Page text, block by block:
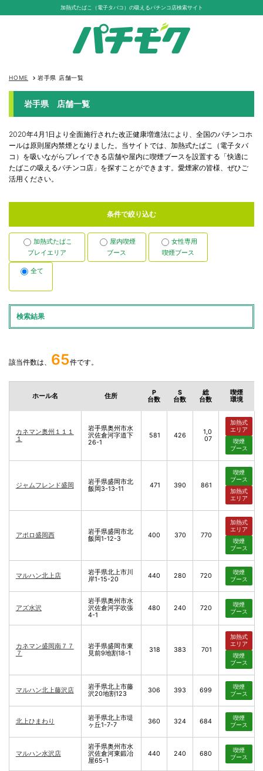
加熱式たばこ（電子タバコ）の吸えるパチンコ店検索サイト
HOME keyboard_arrow_right 岩手県 店舗一覧
岩手県 店舗一覧
2020年4月1日より全面施行された改正健康増進法により、全国のパチンコホ
ールは原則屋内禁煙となりました。当サイトでは、加熱式たばこ（電子タバ
コ）を吸いながらプレイできる店舗や屋内に喫煙ブースを設置する「快適に
たばこの吸えるパチンコ店」を探すことができます。愛煙家の皆様、ぜひご
活用ください。
条件で絞り込む
加熱式たばこ
プレイエリア
屋内喫煙
ブース
女性専用
喫煙ブース
全て
検索結果
該当件数は、 65件です。
ホール名 住所
P
台数
S
台数
総
台数
喫煙
環境
カネマン奥州１１１
１
岩手県奥州市水
沢佐倉河字道下
26-1
581 426
1,0
07
加熱式
エリア
喫煙
ブース
ジャムフレンド盛岡
岩手県盛岡市北
飯岡3-13-11
471 390 861
喫煙
ブース
加熱式
エリア
アポロ盛岡西
岩手県盛岡市北
飯岡1-12-3
400 370 770
加熱式
エリア
喫煙
ブース
マルハン北上店
岩手県北上市川
岸1-15-20
440 280 720
喫煙
ブース
アズ水沢
岩手県奥州市水
沢佐倉河字吹張
4-1
480 240 720
喫煙
ブース
カネマン盛岡南７７
７
岩手県盛岡市東
見前9地割18-1
318 383 701
加熱式
エリア
喫煙
ブース
マルハン北上藤沢店
岩手県北上市藤
沢20地割123
306 393 699
喫煙
ブース
北上ひまわり
岩手県北上市堤
ヶ丘1-7-7
360 324 684
喫煙
ブース
マルハン水沢店
岩手県奥州市水
沢佐倉河東鍛冶
屋65-1
440 240 680
喫煙
ブース